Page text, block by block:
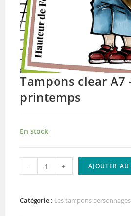
Tampons clear A7
printemps
En stock
quantité
de
clear
- + AJOUTER AU
Catégorie : Les tampons personnages